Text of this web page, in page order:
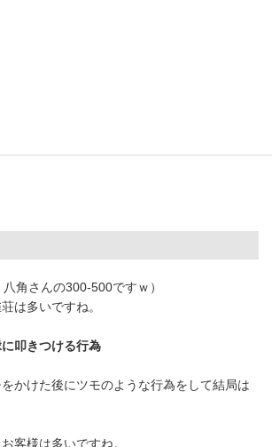
角さんの300-500ですｗ）
は多いですね。
叩きつける行為
かけた後にツモのような行為をして結局は
客様は多いですね。